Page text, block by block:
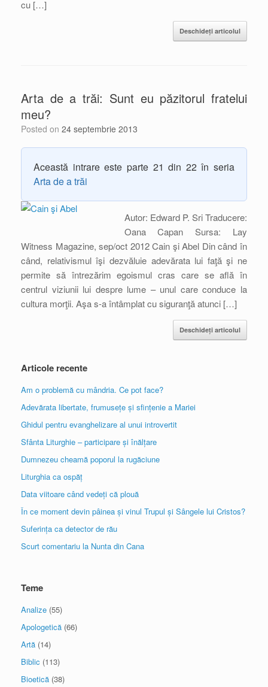
cu […]
Deschideți articolul
Arta de a trăi: Sunt eu păzitorul fratelui
meu?
Posted on 24 septembrie 2013
Această intrare este parte 21 din 22 în seria
Arta de a trăi
Autor: Edward P. Sri Traducere:
Oana Capan Sursa: Lay
Witness Magazine, sep/oct 2012 Cain şi Abel Din când în
când, relativismul îşi dezvăluie adevărata lui faţă şi ne
permite să întrezărim egoismul cras care se află în
centrul viziunii lui despre lume – unul care conduce la
cultura morţii. Aşa s-a întâmplat cu siguranţă atunci […]
Deschideți articolul
Articole recente
Am o problemă cu mândria. Ce pot face?
Adevărata libertate, frumusețe și sfințenie a Mariei
Ghidul pentru evanghelizare al unui introvertit
Sfânta Liturghie – participare și înălțare
Dumnezeu cheamă poporul la rugăciune
Liturghia ca ospăț
Data viitoare când vedeți că plouă
În ce moment devin pâinea și vinul Trupul și Sângele lui Cristos?
Suferința ca detector de rău
Scurt comentariu la Nunta din Cana
Teme
Analize (55)
Apologetică (66)
Artă (14)
Biblic (113)
Bioetică (38)